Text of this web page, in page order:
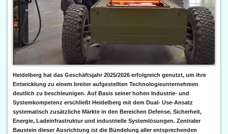
Heidelberg hat das Geschäftsjahr 2025/2026 erfolgreich genutzt, um ihre
Entwicklung zu einem breiter aufgestellten Technologieunternehmen
deutlich zu beschleunigen. Auf Basis seiner hohen Industrie- und
Systemkompetenz erschließt Heidelberg mit dem Dual- Use-Ansatz
systematisch zusätzliche Märkte in den Bereichen Defense, Sicherheit,
Energie, Ladeinfrastruktur und industrielle Systemlösungen. Zentraler
Baustein dieser Ausrichtung ist die Bündelung aller entsprechenden